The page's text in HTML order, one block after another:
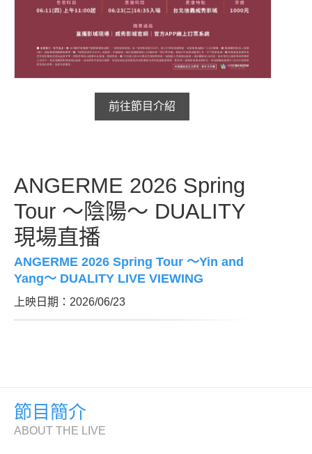
前往節目介紹
ANGERME 2026 Spring
Tour 〜陰陽〜 DUALITY
現場直播
ANGERME 2026 Spring Tour 〜Yin and
Yang〜 DUALITY LIVE VIEWING
上映日期：2026/06/23
節目簡介
ABOUT THE LIVE
中獎名單
加入iShow